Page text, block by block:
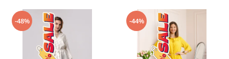
-48% -44%